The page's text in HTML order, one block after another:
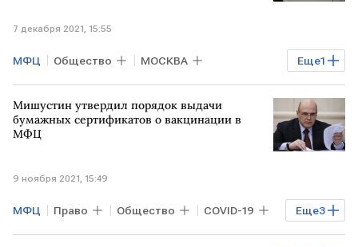
7 декабря 2021, 15:55
Еще1
МФЦ Общество МОСКВА
Происшествия
Мишустин утвердил порядок выдачи
бумажных сертификатов о вакцинации в
МФЦ
9 ноября 2021, 15:49
Еще3
МФЦ Право Общество COVID-19
Михаил Мишустин вакцинация